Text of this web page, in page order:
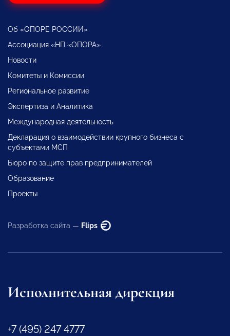
Об «ОПОРЕ РОССИИ»
Ассоциация «НП «ОПОРА»
Новости
Комитеты и Комиссии
Региональное развитие
Экспертиза и Аналитика
Международная деятельность
Декларация о взаимодействии крупного бизнеса с
субъектами МСП
Бюро по защите прав предпринимателей
Образование
Проекты
Разработка сайта — Flips
Исполнительная дирекция
+7 (495) 247 4777